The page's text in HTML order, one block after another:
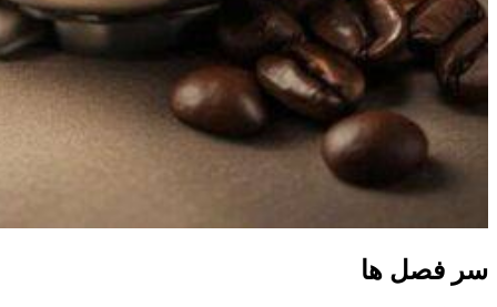
سر فصل ها